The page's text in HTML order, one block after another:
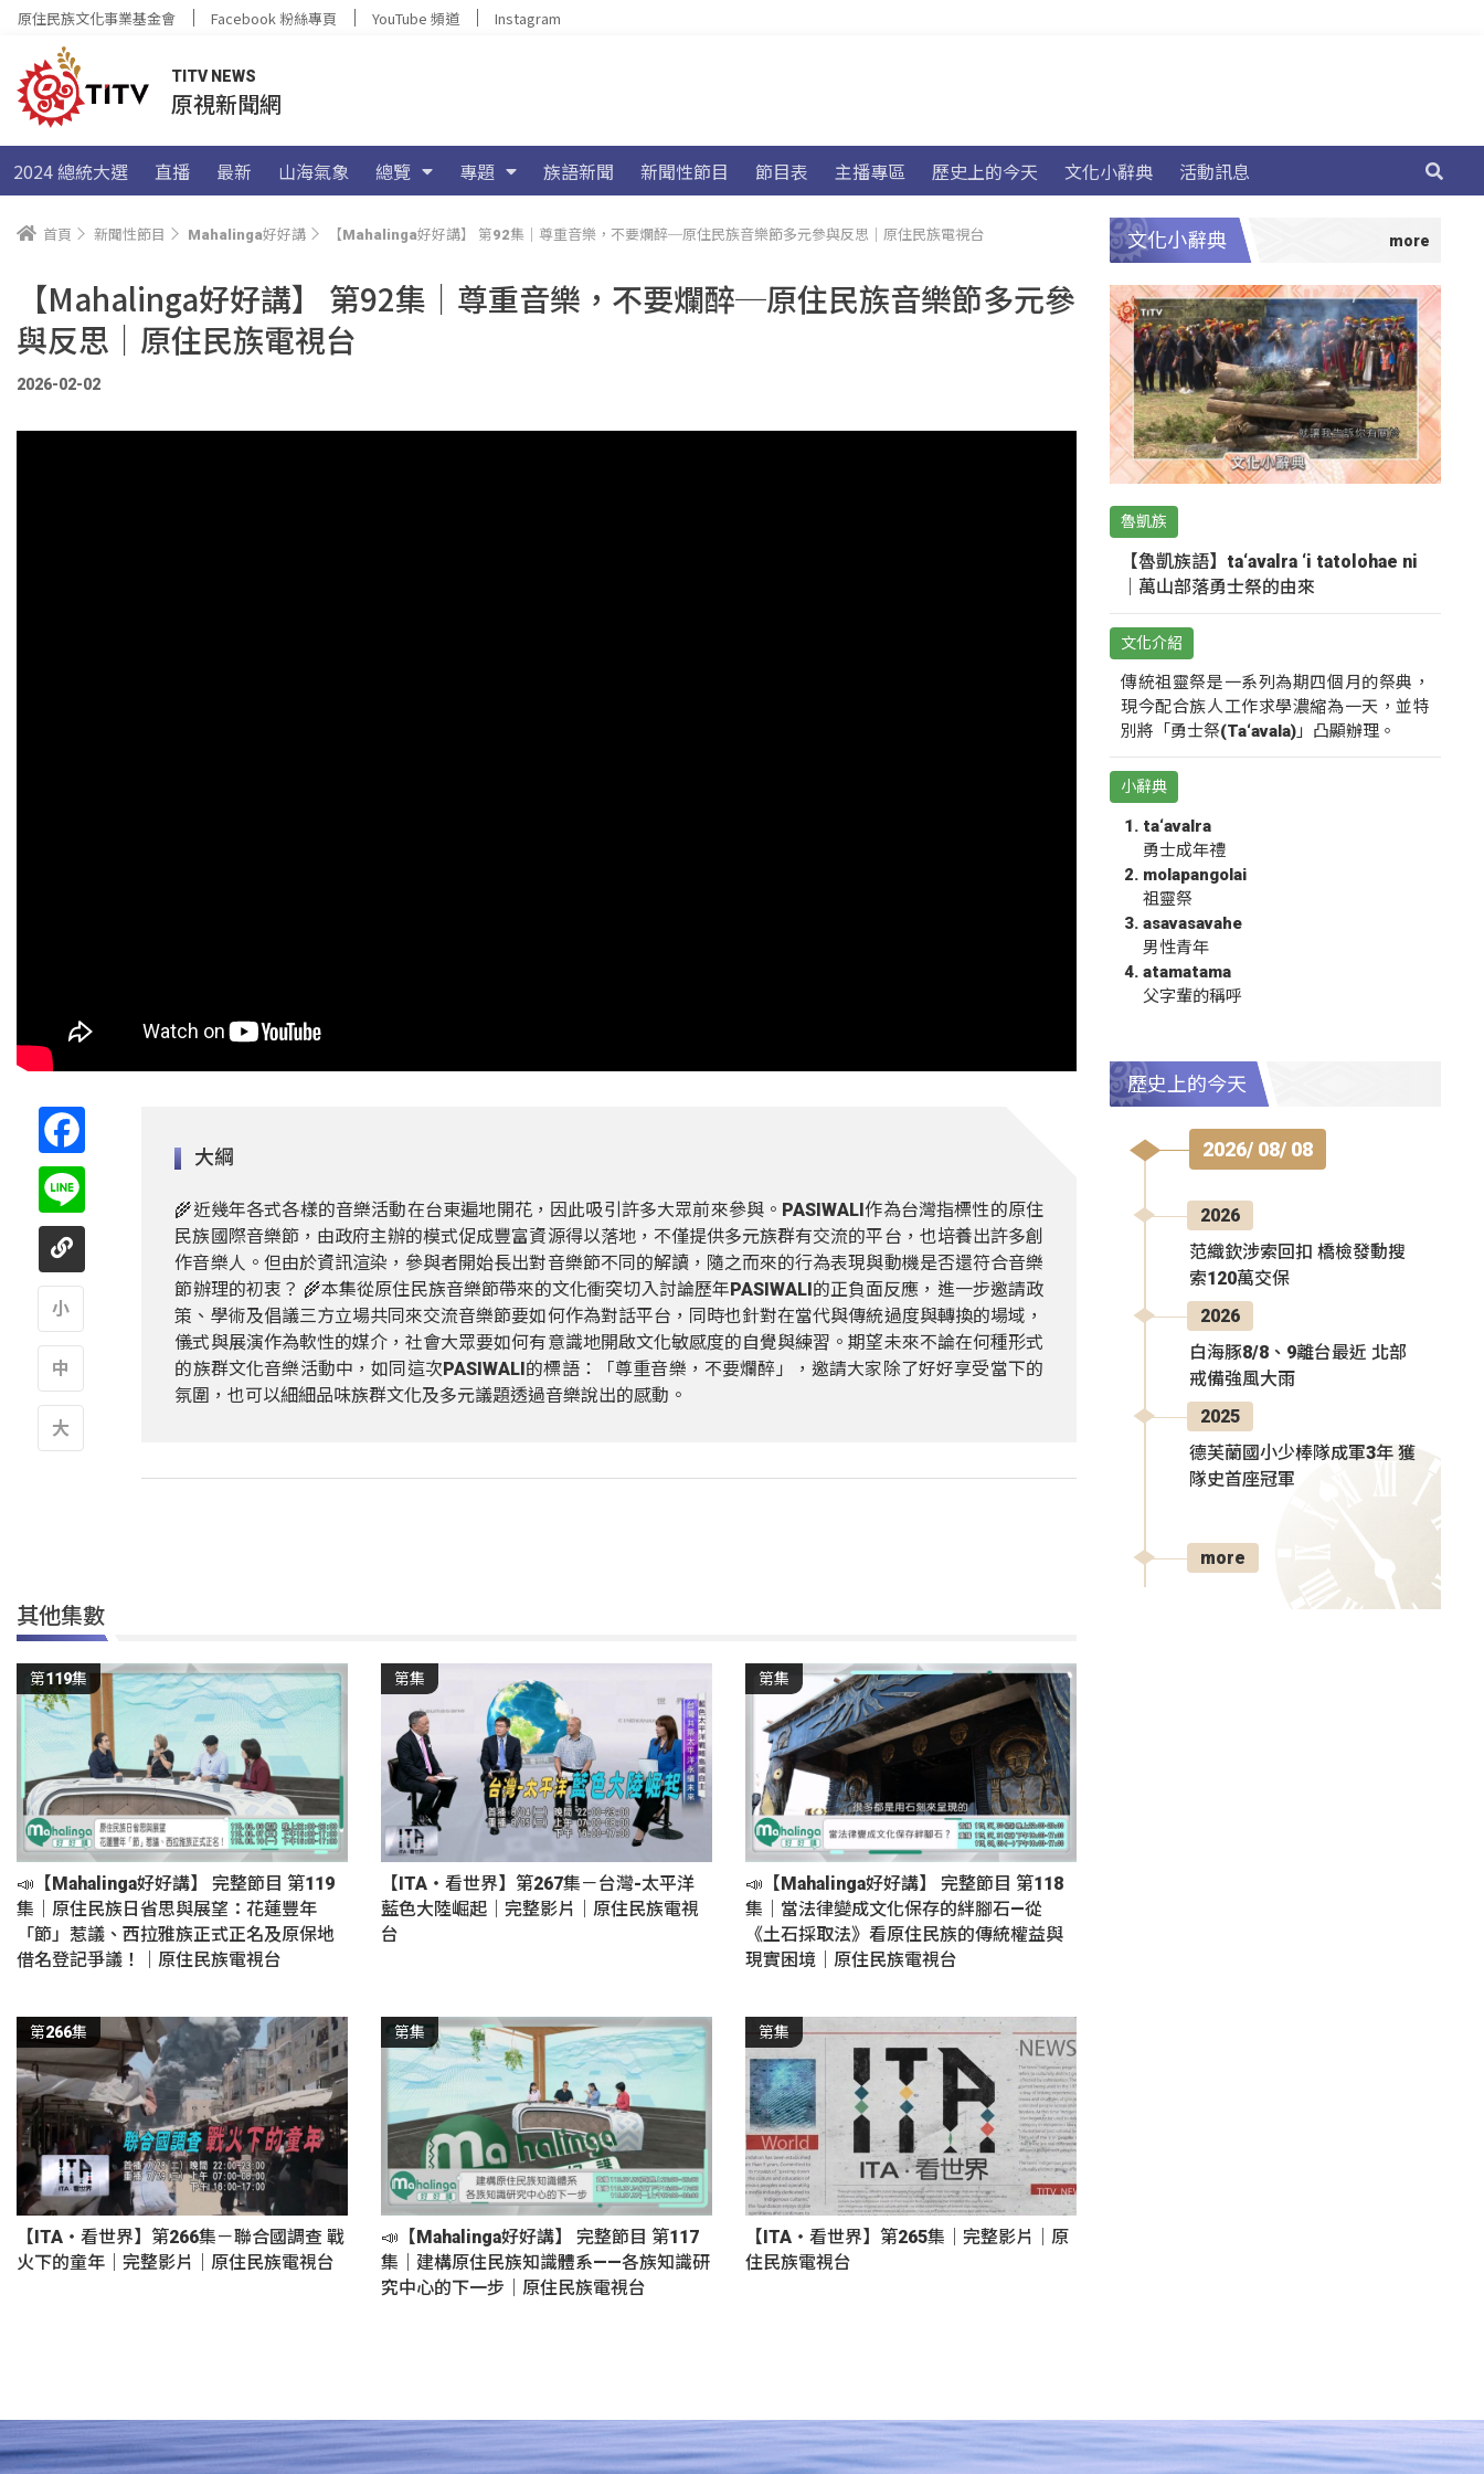
原住民族文化事業基金會 Facebook 粉絲專頁 YouTube 頻道 Instagram
TITV NEWS
原視新聞網
2024 總統大選 直播 最新 山海氣象 總覽 專題 族語新聞 新聞性節目 節目表 主播專區 歷史上的今天 文化小辭典 活動訊息
首頁 新聞性節目 Mahalinga好好講 【Mahalinga好好講】 第92集｜尊重音樂，不要爛醉─原住民族音樂節多元參與反思｜原住民族電視台
【Mahalinga好好講】 第92集｜尊重音樂，不要爛醉─原住民族音樂節多元參
與反思｜原住民族電視台
2026-02-02
大綱
🌾近幾年各式各樣的音樂活動在台東遍地開花，因此吸引許多大眾前來參與。PASIWALI作為台灣指標性的原住
民族國際音樂節，由政府主辦的模式促成豐富資源得以落地，不僅提供多元族群有交流的平台，也培養出許多創
作音樂人。但由於資訊渲染，參與者開始長出對音樂節不同的解讀，隨之而來的行為表現與動機是否還符合音樂
節辦理的初衷？ 🌾本集從原住民族音樂節帶來的文化衝突切入討論歷年PASIWALI的正負面反應，進一步邀請政
策、學術及倡議三方立場共同來交流音樂節要如何作為對話平台，同時也針對在當代與傳統過度與轉換的場域，
儀式與展演作為軟性的媒介，社會大眾要如何有意識地開啟文化敏感度的自覺與練習。期望未來不論在何種形式
的族群文化音樂活動中，如同這次PASIWALI的標語：「尊重音樂，不要爛醉」，邀請大家除了好好享受當下的
氛圍，也可以細細品味族群文化及多元議題透過音樂說出的感動。
其他集數
第119集
📣【Mahalinga好好講】 完整節目 第119
集｜原住民族日省思與展望：花蓮豐年
「節」惹議、西拉雅族正式正名及原保地
借名登記爭議！｜原住民族電視台
第集
【ITA・看世界】第267集－台灣-太平洋
藍色大陸崛起｜完整影片｜原住民族電視
台
第集
📣【Mahalinga好好講】 完整節目 第118
集｜當法律變成文化保存的絆腳石—從
《土石採取法》看原住民族的傳統權益與
現實困境｜原住民族電視台
第266集
【ITA・看世界】第266集－聯合國調查 戰
火下的童年｜完整影片｜原住民族電視台
第集
📣【Mahalinga好好講】 完整節目 第117
集｜建構原住民族知識體系——各族知識研
究中心的下一步｜原住民族電視台
第集
【ITA・看世界】第265集｜完整影片｜原
住民族電視台
文化小辭典
魯凱族
【魯凱族語】ta‘avalra ‘i tatolohae ni
｜萬山部落勇士祭的由來
文化介紹
傳統祖靈祭是一系列為期四個月的祭典，
現今配合族人工作求學濃縮為一天，並特
別將「勇士祭(Ta‘avala)」凸顯辦理。
小辭典
ta‘avalra
勇士成年禮
molapangolai
祖靈祭
asavasavahe
男性青年
atamatama
父字輩的稱呼
歷史上的今天
2026/ 08/ 08
2026
范織欽涉索回扣 橋檢發動搜
索120萬交保
2026
白海豚8/8、9離台最近 北部
戒備強風大雨
2025
德芙蘭國小少棒隊成軍3年 獲
隊史首座冠軍
more